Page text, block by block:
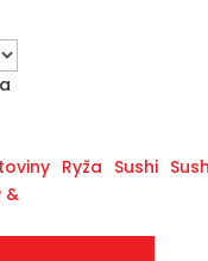
Ryža Sushi
&